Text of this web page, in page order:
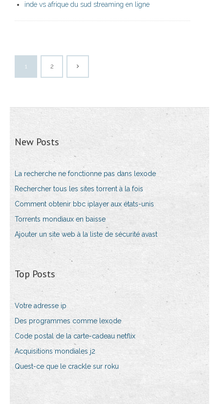
inde vs afrique du sud streaming en ligne
1 2
New Posts
La recherche ne fonctionne pas dans lexode
Rechercher tous les sites torrent à la fois
Comment obtenir bbc iplayer aux états-unis
Torrents mondiaux en baisse
Ajouter un site web à la liste de sécurité avast
Top Posts
Votre adresse ip
Des programmes comme lexode
Code postal de la carte-cadeau netflix
Acquisitions mondiales j2
Quest-ce que le crackle sur roku